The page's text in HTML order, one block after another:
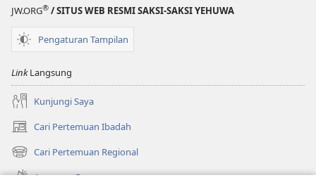
JW.ORG® / SITUS WEB RESMI SAKSI-SAKSI YEHUWA
Pengaturan Tampilan
LinkLangsung
Kunjungi Saya
Cari Pertemuan Ibadah
(terbuka
di
window
baru)
Cari Pertemuan Regional
(terbuka
di
Apa yang Baru